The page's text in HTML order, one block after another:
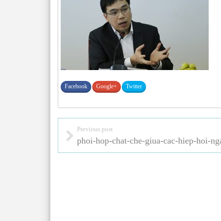
Facebook Google+ Twitter
Previous post